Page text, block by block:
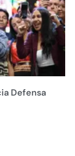
Defensa